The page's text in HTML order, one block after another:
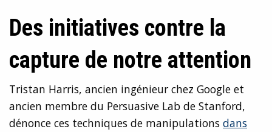
Des initiatives contre la
capture de notre attention
Tristan Harris, ancien ingénieur chez Google et
ancien membre du Persuasive Lab de Stanford,
dénonce ces techniques de manipulations dans